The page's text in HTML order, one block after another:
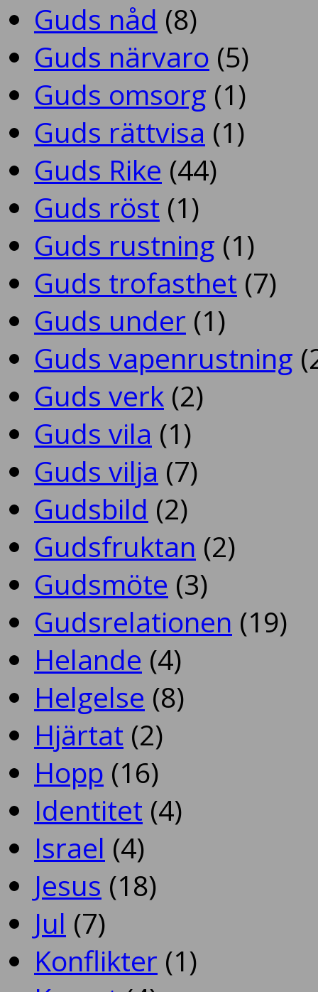
Guds nåd (8)
Guds närvaro (5)
Guds omsorg (1)
Guds rättvisa (1)
Guds Rike (44)
Guds röst (1)
Guds rustning (1)
Guds trofasthet (7)
Guds under (1)
Guds vapenrustning
Guds verk (2)
Guds vila (1)
Guds vilja (7)
Gudsbild (2)
Gudsfruktan (2)
Gudsmöte (3)
Gudsrelationen (19)
Helande (4)
Helgelse (8)
Hjärtat (2)
Hopp (16)
Identitet (4)
Israel (4)
Jesus (18)
Jul (7)
Konflikter (1)